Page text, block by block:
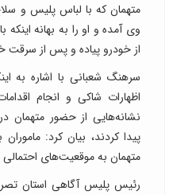
متهمان که با لباس پلیس و
وی آمده و او را به بهانه
از خودرو پیاده و پس از سرقت
سرهنگ شعبانی با اشاره به
اظهارات شاکی و انجام
نشانه‌هایی از حضور متهمان
پیدا کردند، بیان کرد:
متهمان به موقعیت‌های احتمالی
رئیس پلیس آگاهی استان